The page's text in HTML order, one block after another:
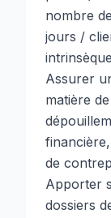
nombre
jours /
Assurer
matière
de
Apporter
dossiers